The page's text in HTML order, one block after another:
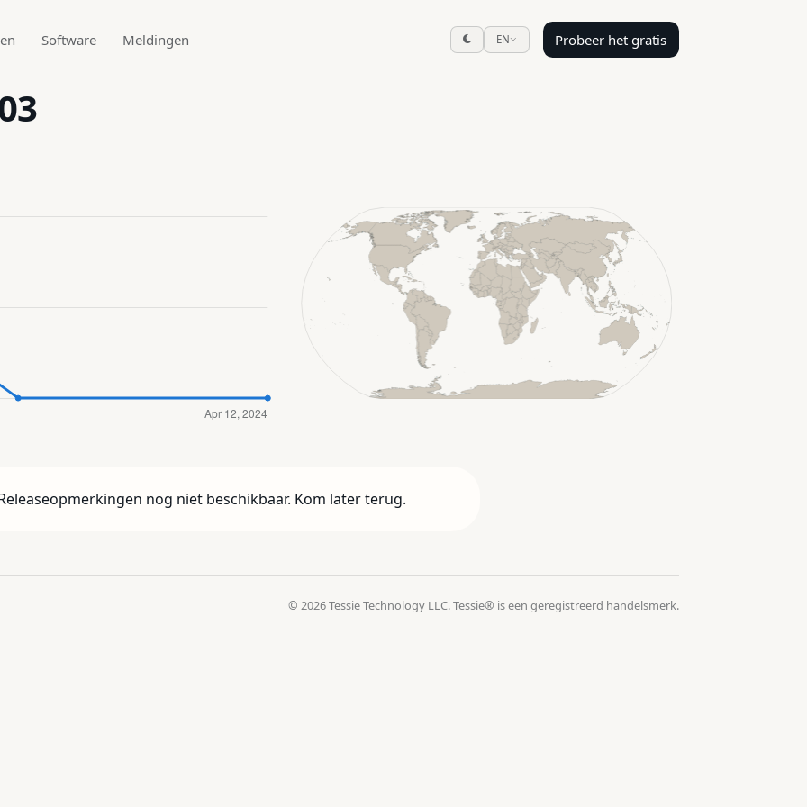
Software Meldingen EN Probeer het gratis
nog niet beschikbaar. Kom later terug.
© 2026 Tessie Technology LLC. Tessie® is een geregistreerd handelsmerk.